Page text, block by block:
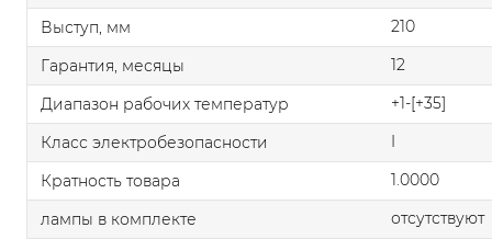
Выступ, мм
210
Гарантия, месяцы
12
Диапазон рабочих температур
+1-[+35]
Класс электробезопасности
I
Кратность товара
1.0000
лампы в комплекте
отсутствуют